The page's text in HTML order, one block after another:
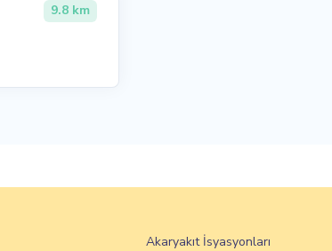
9.8 km
Akaryakıt İsyasyonları